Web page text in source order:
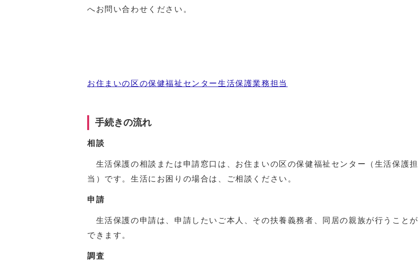
へお問い合わせください。
お住まいの区の保健福祉センター生活保護業務担当
手続きの流れ
相談
生活保護の相談または申請窓口は、お住まいの区の保健福祉センター（生活保護担
当）です。生活にお困りの場合は、ご相談ください。
申請
生活保護の申請は、申請したいご本人、その扶養義務者、同居の親族が行うことが
できます。
調査